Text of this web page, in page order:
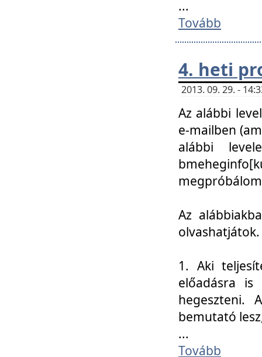
...
Tovább
4. heti
2013. 09. 29. -
Az alábbi
e-mailben
alábbi
Az
olvashatjátok.
1. Aki
előadásra
hegeszteni.
bemutató
...
Tovább